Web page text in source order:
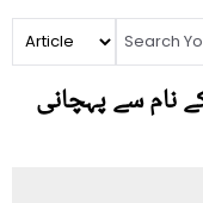
نام سے پہچانی